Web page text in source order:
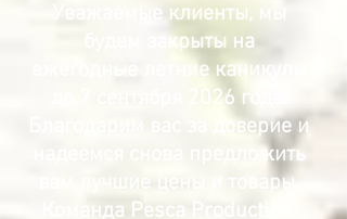
Уважаемые клиенты, мы
будем закрыты на
ежегодные летние каникулы
до 7 сентября 2026 года.
Благодарим вас за доверие и
надеемся снова предложить
вам лучшие цены и товары.
Команда Pesca Production.